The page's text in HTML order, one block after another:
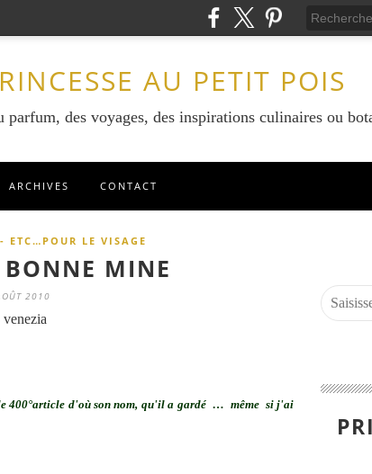
AU PETIT POIS
parfum, des voyages, des inspirations culinaires ou
ARCHIVES CONTACT
ETC…POUR LE VISAGE
MINE
2010
400°article d'où son nom, qu'il a gardé … même si j'ai